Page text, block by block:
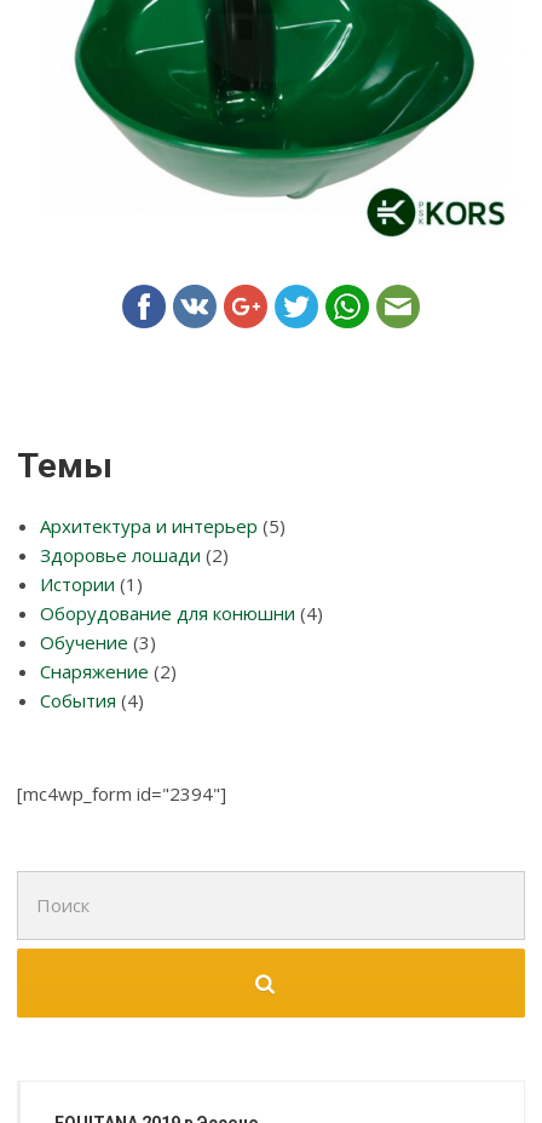
Темы
Архитектура и интерьер (5)
Здоровье лошади (2)
Истории (1)
Оборудование для конюшни (4)
Обучение (3)
Снаряжение (2)
События (4)
[mc4wp_form id="2394"]
для: